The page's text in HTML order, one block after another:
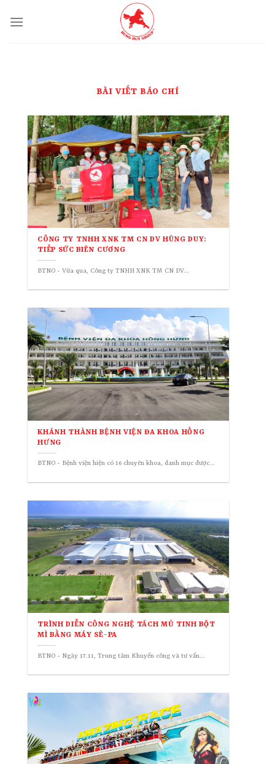
BÀI VIẾT BÁO CHÍ
CÔNG TY TNHH XNK TM CN DV HÙNG DUY:
TIẾP SỨC BIÊN CƯƠNG
BTNO - Vừa qua, Công ty TNHH XNK TM CN DV...
KHÁNH THÀNH BỆNH VIỆN ĐA KHOA HỒNG
HƯNG
BTNO - Bệnh viện hiện có 16 chuyên khoa, danh mục được...
TRÌNH DIỄN CÔNG NGHỆ TÁCH MỦ TINH BỘT
MÌ BẰNG MÁY SÊ-PA
BTNO - Ngày 17.11, Trung tâm Khuyến công và tư vấn...